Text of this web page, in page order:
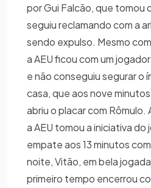
por Gui Falcão, que tomou
seguiu reclamando com a
sendo expulso. Mesmo
a AEU ficou com um
e não conseguiu segurar o
casa, que aos nove
abriu o placar com
a AEU tomou a iniciativa
empate aos 13 minutos
noite, Vitão, em bela
primeiro tempo encerrou